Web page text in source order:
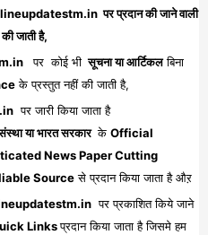
पर प्रदान की जाने वाली
जाती है,
पर कोई भी सूचना या आर्टिकलबिना
के प्रस्तुत नहीं की जाती है,
पर जारी किया जाता है
या भारत सरकार के Official
News Paper Cutting
Sourceसे प्रदान किया जाता है औऱ
पर प्रकाशित किये जाने
Linksप्रदान किया जाता है जिसमे हम